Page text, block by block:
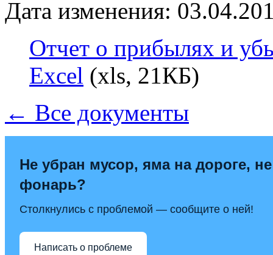
Дата изменения:
Отчет о прибылях и
Excel (xls, 21КБ)
← Все документы
Не убран мусор, яма на дороге,
фонарь?
Столкнулись с проблемой — сообщите о ней!
Написать о проблеме